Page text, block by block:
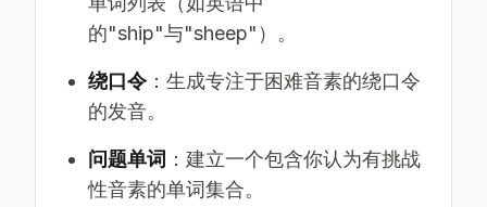
的"ship"与"sheep"）。
绕口令：生成专注于困难音素的绕口令
的发音。
问题单词 ：建立一个包含你认为有挑战
性音素的单词集合。